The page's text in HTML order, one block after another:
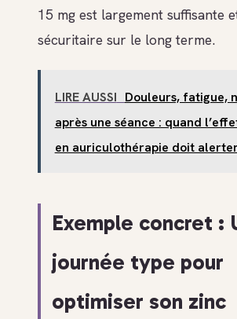
15 mg est largement suffisante
sécuritaire sur le long terme.
LIRE AUSSI Douleurs, fatigue,
après une séance : quand
en auriculothérapie doit
Exemple concret :
journée type pour
optimiser son zinc